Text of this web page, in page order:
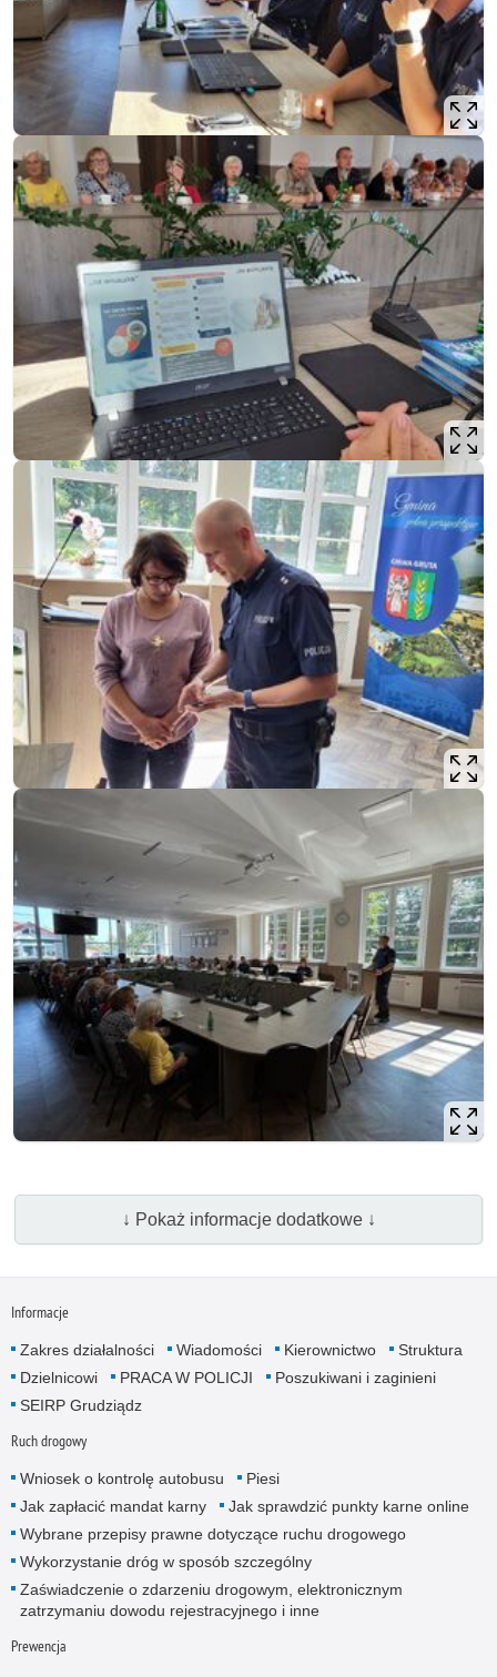
↓ Pokaż informacje dodatkowe ↓
Informacje
Zakres działalności Wiadomości Kierownictwo
Struktura
Dzielnicowi
PRACA W POLICJI
Poszukiwani i zaginieni
SEIRP Grudziądz
Ruch drogowy
Wniosek o kontrolę autobusu
Piesi
Jak zapłacić mandat karny
Jak sprawdzić punkty karne online
Wybrane przepisy prawne dotyczące ruchu drogowego
Wykorzystanie dróg w sposób szczególny
Zaświadczenie o zdarzeniu drogowym, elektronicznym
zatrzymaniu dowodu rejestracyjnego i inne
Prewencja